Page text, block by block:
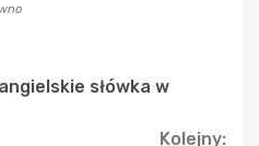
słówka w
Kolejny: